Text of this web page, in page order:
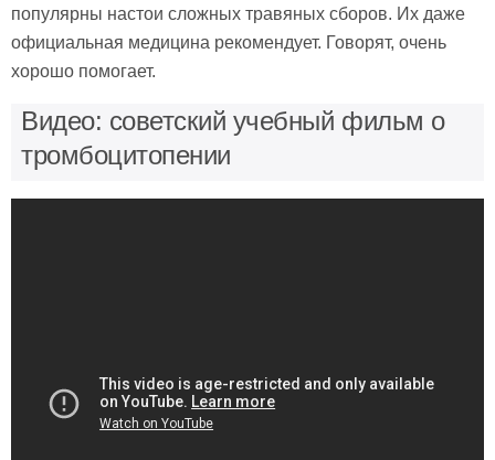
популярны настои сложных травяных сборов. Их даже
официальная медицина рекомендует. Говорят, очень
хорошо помогает.
Видео: советский учебный фильм о
тромбоцитопении